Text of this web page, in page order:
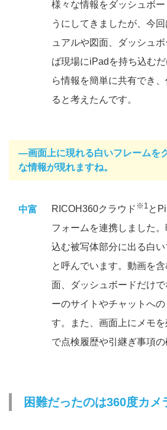
様々な情報をダッシュボ
うにしてきましたが、今
ュアルや図面、ダッシュ
ば現場にiPadを持ち込む
ら情報を簡単に共有でき
ると考えたんです。
―画面上に現れる白いフレームを
な情報が現れますね。
中富 RICOH360クラウド ※1 と
フォームを連携しました
込む被写体部分に出る白
と呼んでいます。動画を
面、ダッシュボードだけ
ーのサイトやチャットへ
す。また、画面上にメモ
で点検履歴や引継ぎ事項の
困難だったのは360度カメ